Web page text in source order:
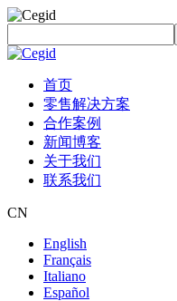
首页
零售解决方案
合作案例
新闻博客
关于我们
联系我们
CN
English
Français
Italiano
Español